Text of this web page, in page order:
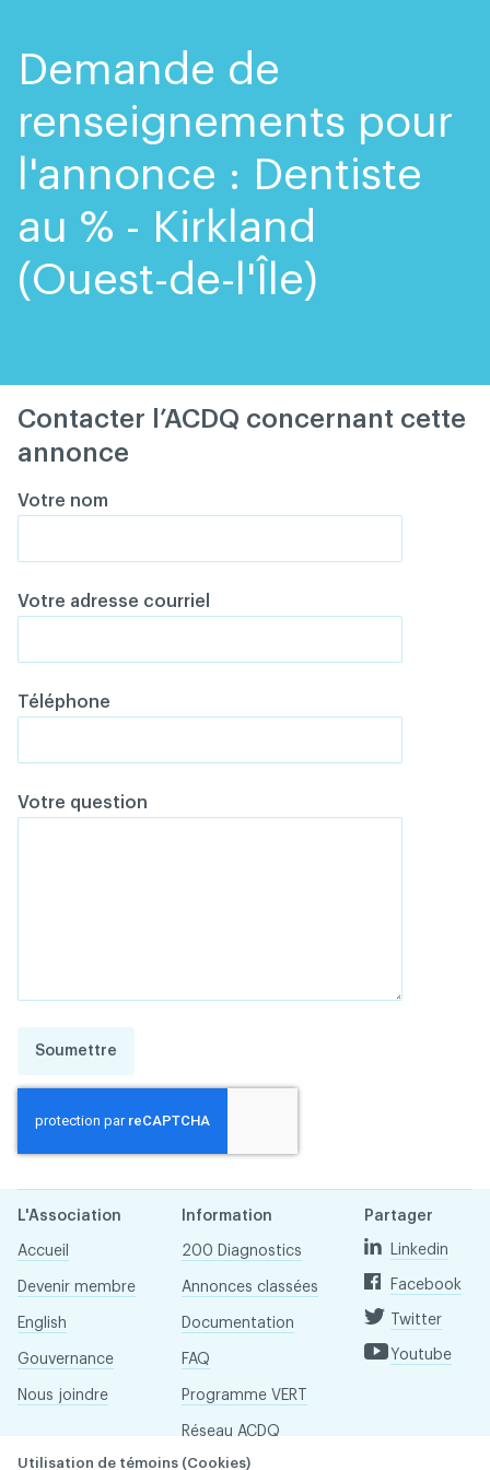
Demande de
renseignements pour
l'annonce : Dentiste
au % - Kirkland
(Ouest-de-l'Île)
Contacter l’ACDQ concernant cette
annonce
Votre nom
Votre adresse courriel
Téléphone
Votre question
Soumettre
L'Association
Accueil
Devenir membre
English
Gouvernance
Nous joindre
Information
200 Diagnostics
Annonces classées
Documentation
FAQ
Programme VERT
Réseau ACDQ
Partager
Linkedin
Facebook
Twitter
Youtube
Utilisation de témoins (Cookies)